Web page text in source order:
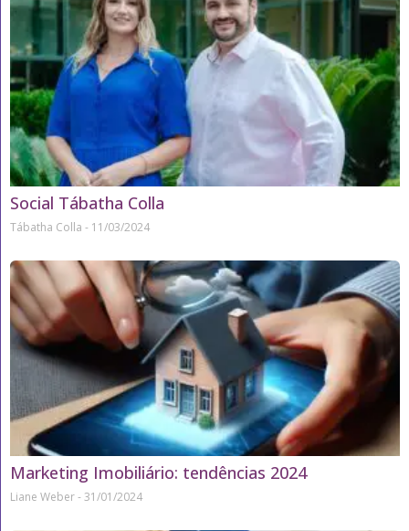
Social Tábatha Colla
Tábatha Colla 11/03/2024
Marketing Imobiliário: tendências 2024
Liane Weber 31/01/2024